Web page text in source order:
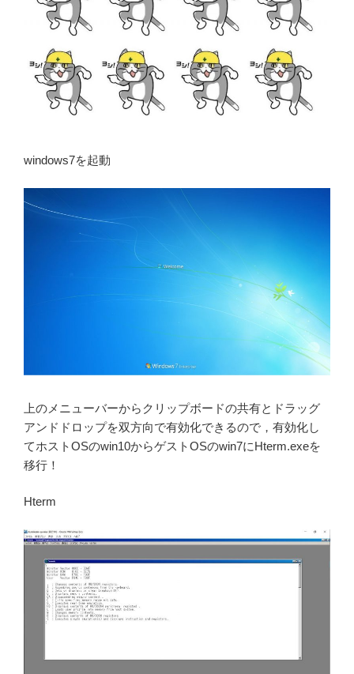
windows7を起動
上のメニューバーからクリップボードの共有とドラッグ
アンドドロップを双方向で有効化できるので，有効化し
てホストOSのwin10からゲストOSのwin7にHterm.exeを
移行！
Hterm